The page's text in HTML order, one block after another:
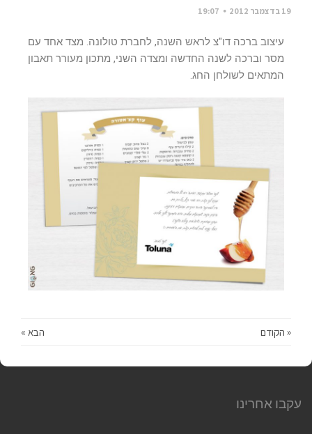
19 בדצמבר 2012 19:07
עיצוב ברכה דו"צ לראש השנה, לחברת טולונה. מצד אחד עם
מסר וברכה לשנה החדשה ומצדה השני, מתכון מעורר תאבון
המתאים לשולחן החג.
« הקודם הבא »
עקבו אחרינו